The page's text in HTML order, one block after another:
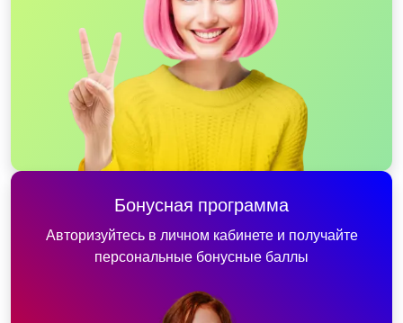
Бонусная программа
Авторизуйтесь в личном кабинете и получайте
персональные бонусные баллы